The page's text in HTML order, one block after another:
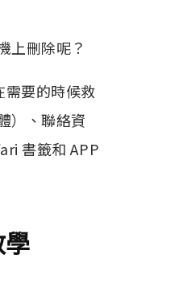
上刪除呢？
要的時候救
）、聯絡資
書籤和 APP